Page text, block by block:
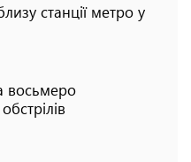
станції метро у
восьмеро